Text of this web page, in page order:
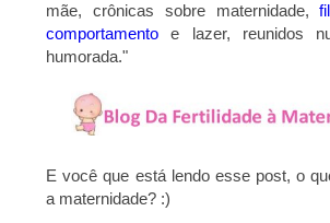
mãe, crônicas sobre maternidade,
comportamento e lazer, reunidos
humorada."
E você que está lendo esse post, o
a maternidade? :)